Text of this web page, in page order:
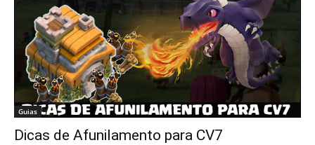
Guias
Dicas de Afunilamento para CV7